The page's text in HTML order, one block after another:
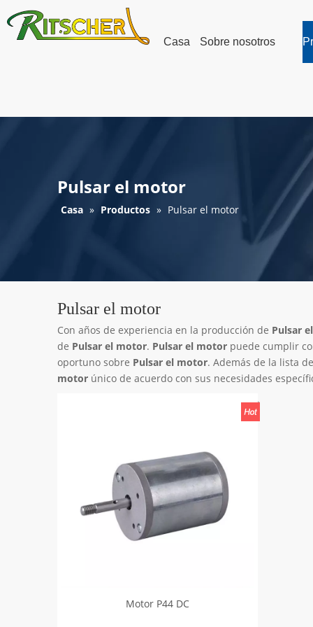
Casa Sobre nosotros
Pulsar el motor
Casa » Productos » Pulsar el motor
Pulsar el motor
Con años de experiencia en la producción de Pulsar
de Pulsar el motor. Pulsar el motor puede cumplir
oportuno sobre Pulsar el motor. Además de la lista
motor único de acuerdo con sus necesidades
Motor P44 DC